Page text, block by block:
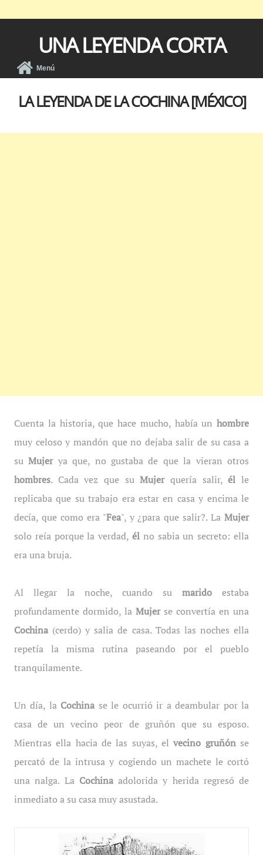
UNA LEYENDA CORTA
Menú
LA LEYENDA DE LA COCHINA [MÉXICO]
Cuenta la historia, que hace mucho, había un hombre
muy celoso y mandón que no dejaba salir de su casa a
suMujer ya que, no gustaba de que la vieran otros
hombres. Cada vez que suMujerquería salir,élle
replicaba que su trabajo era estar en casa y encima le
decía, que como era "Fea", y ¿para que salir?. LaMujer
solo reía porque la verdad, él no sabia un secreto: ella
era una bruja.
Al llegar la noche, cuando su marido estaba
profundamente dormido, la Mujer se convertía en una
Cochina (cerdo) y salia de casa. Todas las noches ella
repetía la misma rutina paseando por el pueblo
tranquilamente.
Un día, la Cochina se le ocurrió ir a deambular por la
casa de un vecino peor de gruñón que su esposo.
Mientras ella hacia de las suyas, elvecino gruñón se
percató de la intrusa y cogiendo un machete le cortó
una nalga. La Cochina adolorida y herida regresó de
inmediato a su casa muy asustada.